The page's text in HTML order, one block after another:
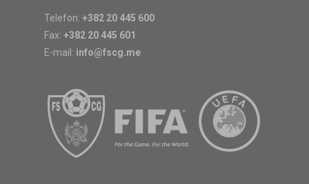
Telefon: +382 20 445 600
Fax: +382 20 445 601
E-mail: info@fscg.me